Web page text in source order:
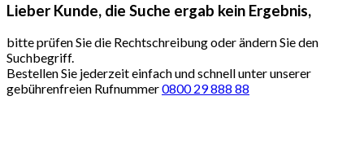
Lieber Kunde, die Suche ergab kein Ergebnis,
bitte prüfen Sie die Rechtschreibung oder ändern Sie den
Suchbegriff.
Bestellen Sie jederzeit einfach und schnell unter unserer
gebührenfreien Rufnummer0800 29 888 88